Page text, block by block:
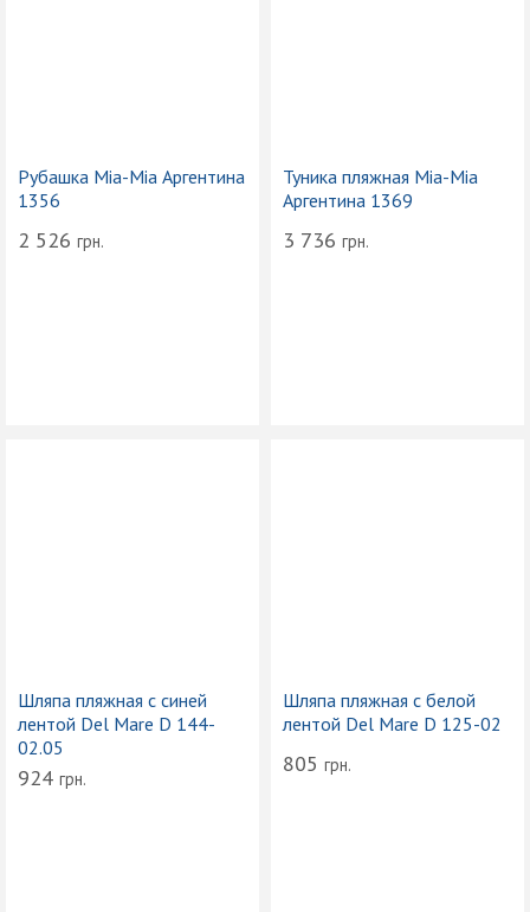
Рубашка Mia-Mia Аргентина
1356
2 526 грн.
Туника пляжная Mia-Mia
Аргентина 1369
3 736 грн.
Шляпа пляжная с синей
лентой Del Mare D 144-
02.05
924 грн.
Шляпа пляжная с белой
лентой Del Mare D 125-02
805 грн.